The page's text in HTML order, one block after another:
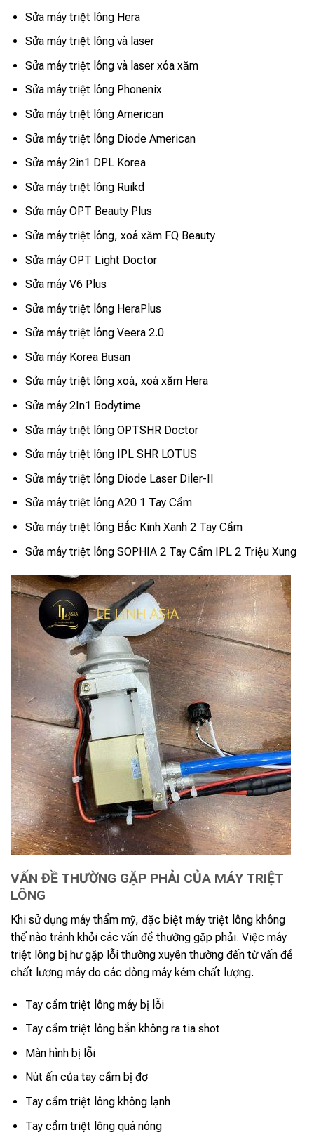
Sửa máy triệt lông Hera
Sửa máy triệt lông và laser
Sửa máy triệt lông và laser xóa xăm
Sửa máy triệt lông Phonenix
Sửa máy triệt lông American
Sửa máy triệt lông Diode American
Sửa máy 2in1 DPL Korea
Sửa máy triệt lông Ruikd
Sửa máy OPT Beauty Plus
Sửa máy triệt lông, xoá xăm FQ Beauty
Sửa máy OPT Light Doctor
Sửa máy V6 Plus
Sửa máy triệt lông HeraPlus
Sửa máy triệt lông Veera 2.0
Sửa máy Korea Busan
Sửa máy triệt lông xoá, xoá xăm Hera
Sửa máy 2In1 Bodytime
Sửa máy triệt lông OPTSHR Doctor
Sửa máy triệt lông IPL SHR LOTUS
Sửa máy triệt lông Diode Laser Diler-II
Sửa máy triệt lông A20 1 Tay Cầm
Sửa máy triệt lông Bắc Kinh Xanh 2 Tay Cầm
Sửa máy triệt lông SOPHIA 2 Tay Cầm IPL 2 Triệu Xung
VẤN ĐỀ THƯỜNG GẶP PHẢI CỦA MÁY TRIỆT
LÔNG
Khi sử dụng máy thẩm mỹ, đặc biệt máy triệt lông không
thể nào tránh khỏi các vấn đề thường gặp phải. Việc máy
triệt lông bị hư gặp lỗi thường xuyên thường đến từ vấn đề
chất lượng máy do các dòng máy kém chất lượng.
Tay cầm triệt lông máy bị lỗi
Tay cầm triệt lông bắn không ra tia shot
Màn hình bị lỗi
Nút ấn của tay cầm bị đơ
Tay cầm triệt lông không lạnh
Tay cầm triệt lông quá nóng